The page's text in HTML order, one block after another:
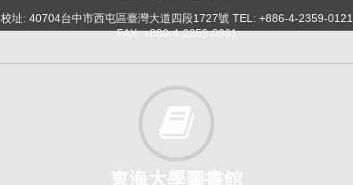
校址: 40704台中市西屯區臺灣大道四段1727號 TEL: +886-4-2359-0121
FAX: +886-4-2359-0361
東海大學圖書館